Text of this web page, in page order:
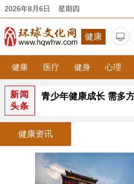
2026年8月6日 星期四
健康
健康 医疗 健身 心理
新闻
头条
青少年健康成长 需多
健康资讯